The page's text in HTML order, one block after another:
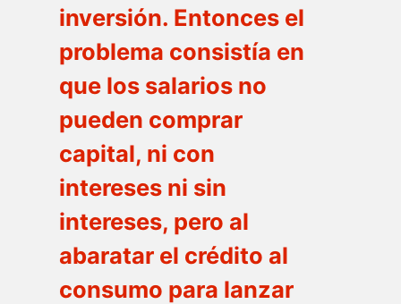
inversión. Entonces el
problema consistía en
que los salarios no
pueden comprar
capital, ni con
intereses ni sin
intereses, pero al
abaratar el crédito al
consumo para lanzar